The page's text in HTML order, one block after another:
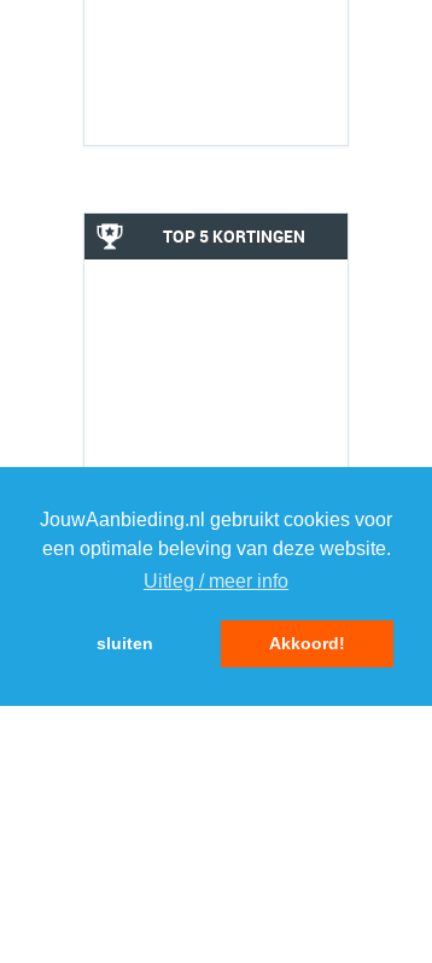
JouwAanbieding.nl gebruikt cookies voor
een optimale beleving van deze website.
Uitleg / meer info
sluiten Akkoord!
TOP 5 KORTINGEN